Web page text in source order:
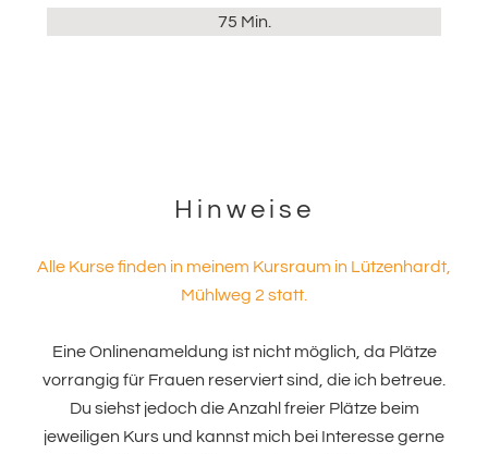
75 Min.
Hinweise
Alle Kurse finden in meinem Kursraum in Lützenhardt,
Mühlweg 2 statt.
Eine Onlinenameldung ist nicht möglich, da Plätze
vorrangig für Frauen reserviert sind, die ich betreue.
Du siehst jedoch die Anzahl freier Plätze beim
jeweiligen Kurs und kannst mich bei Interesse gerne